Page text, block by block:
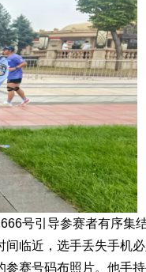
号引导参赛者有序集
临近，选手丢失手机
赛号码布照片。他手